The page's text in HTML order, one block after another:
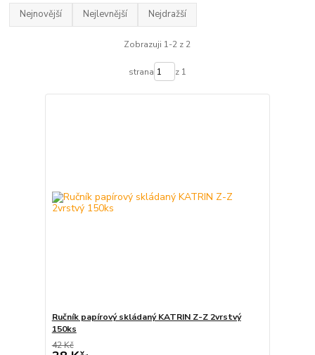
Nejnovější Nejlevnější Nejdražší
Zobrazuji 1-2 z 2
strana z 1
Ručník papírový skládaný KATRIN Z-Z 2vrstvý
150ks
42 Kč